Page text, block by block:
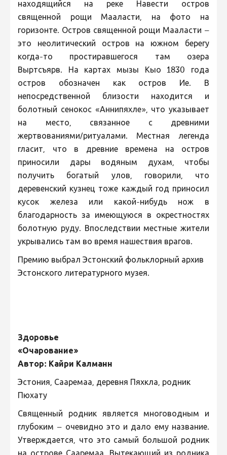
находящийся на реке Навести остров
священной рощи Мааласти, на фото на
горизонте. Остров священной рощи Мааласти –
это неолитический остров на южном берегу
когда-то простиравшегося там озера
Выртсъярв. На картах мызы Кыо 1830 года
остров обозначен как остров Ие. В
непосредственной близости находится и
болотный сенокос «Аннипяхле», что указывает
на место, связанное с древними
жертвованиями/ритуалами. Местная легенда
гласит, что в древние времена на остров
приносили дары водяным духам, чтобы
получить богатый улов, говорили, что
деревенский кузнец тоже каждый год приносил
кусок железа или какой-нибудь нож в
благодарность за имеющуюся в окрестностях
болотную руду. Впоследствии местные жители
укрывались там во время нашествия врагов.
Премию выбрал Эстонский фольклорный архив
Эстонского литературного музея.
Здоровье
«Очарование»
Автор: Кайри Калманн
Эстония, Сааремаа, деревня Пяхкла, родник
Пюхату
Священный родник является многоводным и
глубоким – очевидно это и дало ему название.
Утверждается, что это самый большой родник